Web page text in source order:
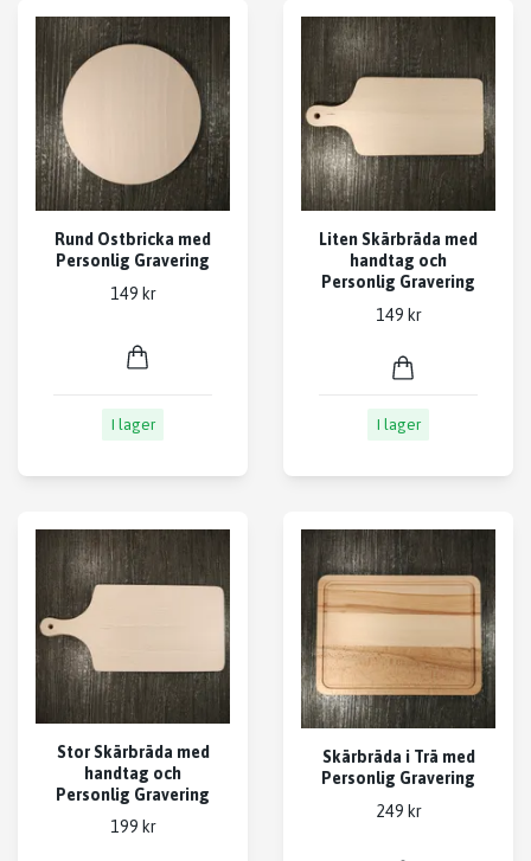
Rund Ostbricka med
Personlig Gravering
149 kr
I lager
Liten Skärbräda med
handtag och
Personlig Gravering
149 kr
I lager
Stor Skärbräda med
handtag och
Personlig Gravering
199 kr
Skärbräda i Trä med
Personlig Gravering
249 kr